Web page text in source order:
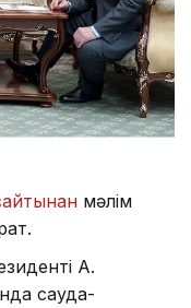
мәлім
А.
сауда-